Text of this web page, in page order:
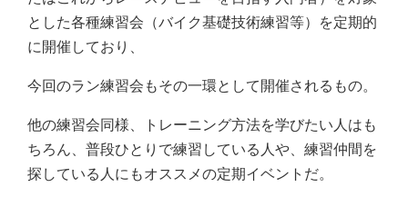
とした各種練習会（バイク基礎技術練習等）を定期的
に開催しており、
今回のラン練習会もその一環として開催されるもの。
他の練習会同様、トレーニング方法を学びたい人はも
ちろん、普段ひとりで練習している人や、練習仲間を
探している人にもオススメの定期イベントだ。